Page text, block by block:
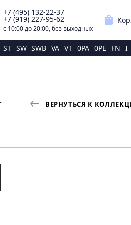
+7 (495) 132-22-37
+7 (919) 227-95-62
с 10:00 до 20:00, без выходных
shopping_bag
ST SW SWB VA VT 0PA 0PE FN I
ВЕРНУТЬСЯ К